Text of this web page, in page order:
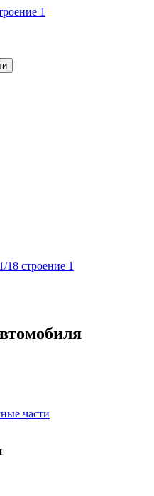
1
18 строение 1
части